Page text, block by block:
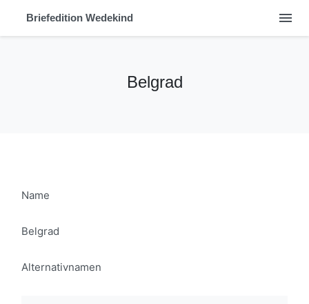
Briefedition Wedekind menu
Belgrad
Name
Belgrad
Alternativnamen